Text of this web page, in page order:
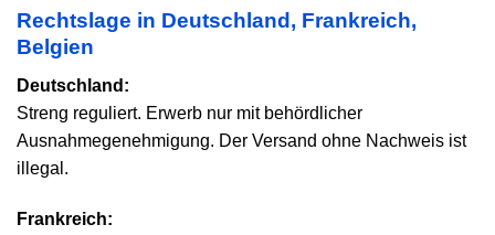
Rechtslage in Deutschland, Frankreich,
Belgien
Deutschland:
Streng reguliert. Erwerb nur mit behördlicher
Ausnahmegenehmigung. Der Versand ohne Nachweis ist
illegal.
Frankreich: